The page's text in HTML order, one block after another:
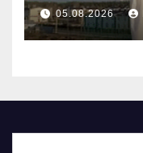
05.08.2026